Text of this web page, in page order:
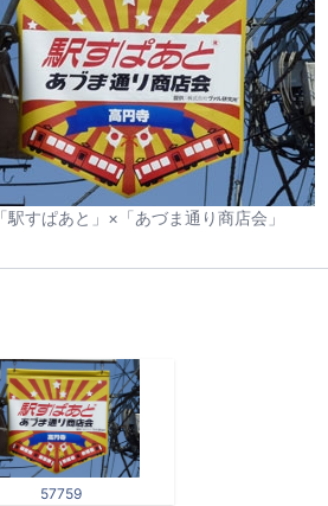
「駅すぱあと」×「あづま通り商店会」
57759